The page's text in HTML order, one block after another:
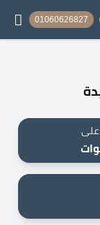
01060626827